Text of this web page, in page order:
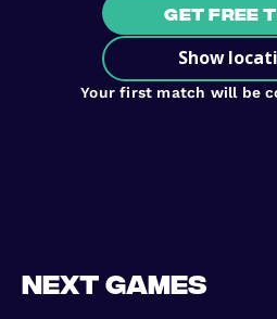
Get free
Show
Your first match will be
Next games